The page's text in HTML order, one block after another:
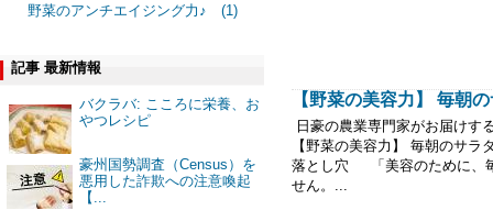
野菜のアンチエイジング力♪ (1)
記事 最新情報
バクラバ: こころに栄養、お
やつレシピ
豪州国勢調査（Census）を
悪用した詐欺への注意喚起
【...
【野菜の美容力】 毎朝
日豪の農業専門家がお届け
【野菜の美容力】 毎朝のサ
落とし穴 「美容のために、
せん。...